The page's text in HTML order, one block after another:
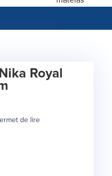
Royal
de lire